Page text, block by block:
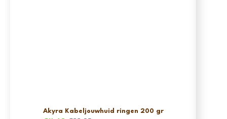
Akyra Kabeljouwhuid ringen 200 gr